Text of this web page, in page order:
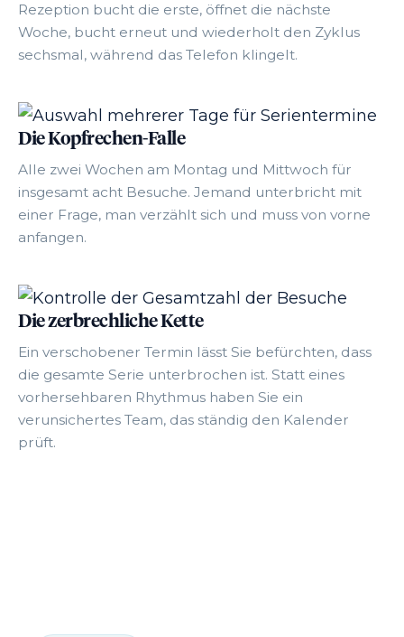
Rezeption bucht die erste, öffnet die nächste
Woche, bucht erneut und wiederholt den Zyklus
sechsmal, während das Telefon klingelt.
Die Kopfrechen-Falle
Alle zwei Wochen am Montag und Mittwoch für
insgesamt acht Besuche. Jemand unterbricht mit
einer Frage, man verzählt sich und muss von vorne
anfangen.
Die zerbrechliche Kette
Ein verschobener Termin lässt Sie befürchten, dass
die gesamte Serie unterbrochen ist. Statt eines
vorhersehbaren Rhythmus haben Sie ein
verunsichertes Team, das ständig den Kalender
prüft.